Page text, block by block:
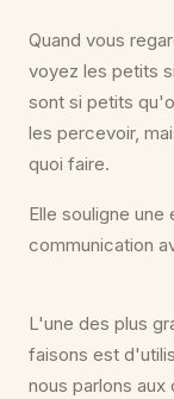
Quand vous
voyez les petits
sont si petits
les percevoir,
quoi faire.
Elle souligne une
communication
L'une des plus
faisons est
nous parlons aux